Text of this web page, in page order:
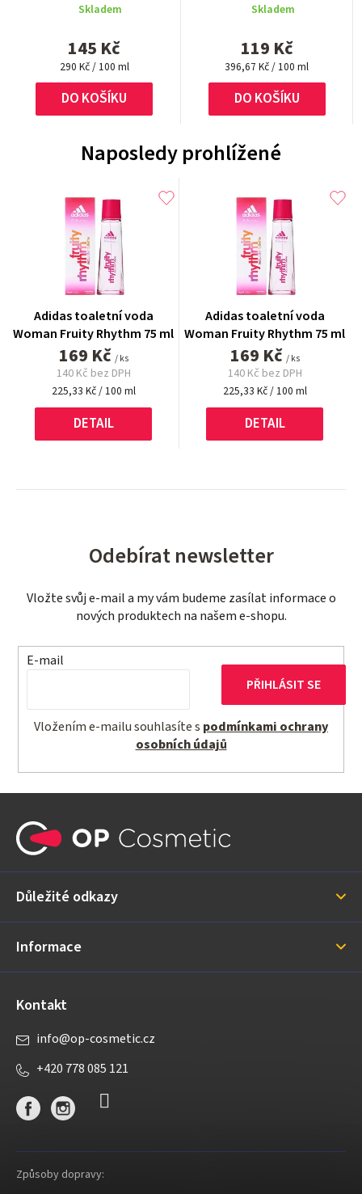
Skladem
145 Kč
Měrná
cena:
290 Kč / 100 ml
DO KOŠÍKU
Skladem
119 Kč
Měrná
cena:
396,67 Kč / 100 ml
DO KOŠÍKU
Naposledy prohlížené
Adidas toaletní voda
Woman Fruity Rhythm 75 ml
169 Kč / ks
140 Kč bez DPH
Měrná
225,33 Kč / 100 ml
DETAIL
Adidas toaletní voda
Woman Fruity Rhythm 75 ml
169 Kč / ks
140 Kč bez DPH
Měrná
225,33 Kč / 100 ml
DETAIL
Odebírat newsletter
Vložte svůj e-mail a my vám budeme zasílat informace o
nových produktech na našem e-shopu.
E-mail
Vložením e-mailu souhlasíte s podmínkami ochrany
osobních údajů
PŘIHLÁSIT SE
a
í
Důležité odkazy
Informace
Kontakt
info@op-cosmetic.cz
+420 778 085 121
Způsoby dopravy: